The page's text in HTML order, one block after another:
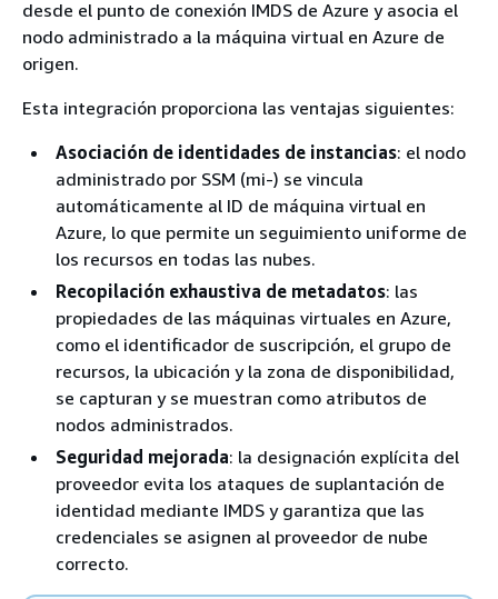
desde el punto de conexión IMDS de Azure y asocia el
nodo administrado a la máquina virtual en Azure de
origen.
Esta integración proporciona las ventajas siguientes:
Asociación de identidades de instancias: el nodo
administrado por SSM (mi-) se vincula
automáticamente al ID de máquina virtual en
Azure, lo que permite un seguimiento uniforme de
los recursos en todas las nubes.
Recopilación exhaustiva de metadatos: las
propiedades de las máquinas virtuales en Azure,
como el identificador de suscripción, el grupo de
recursos, la ubicación y la zona de disponibilidad,
se capturan y se muestran como atributos de
nodos administrados.
Seguridad mejorada: la designación explícita del
proveedor evita los ataques de suplantación de
identidad mediante IMDS y garantiza que las
credenciales se asignen al proveedor de nube
correcto.